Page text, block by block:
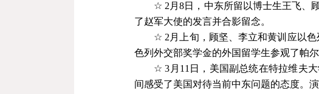
☆ 2 月8日，中东所留以博士生王飞、
了赵军大使的发言并合影留念。
☆ 2 月上旬，顾坚、李立和黄训应以
色列外交部奖学金的外国留学生参观了帕
☆ 3 月 11 日，美国副总统在特拉维夫
间感受了美国对待当前中东问题的态度。